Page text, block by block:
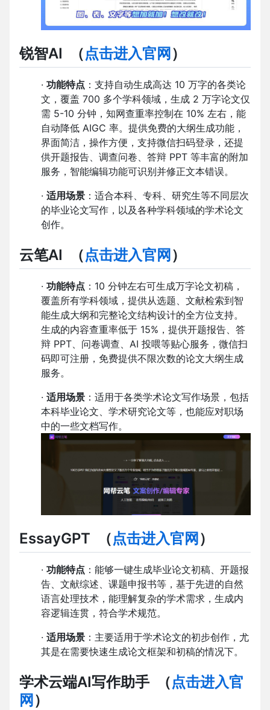
锐智AI （点击进入官网 ）
· 功能特点 ：支持自动生成高达 10 万字的各类论
文，覆盖 700 多个学科领域，生成 2 万字论文仅
需 5-10 分钟，知网查重率控制在 10% 左右，能
自动降低 AIGC 率。提供免费的大纲生成功能，
界面简洁，操作方便，支持微信扫码登录，还提
供开题报告、调查问卷、答辩 PPT 等丰富的附加
服务，智能编辑功能可识别并修正文本错误。
· 适用场景 ：适合本科、专科、研究生等不同层次
的毕业论文写作，以及各种学科领域的学术论文
创作。
云笔AI （点击进入官网 ）
· 功能特点 ：10 分钟左右可生成万字论文初稿，
覆盖所有学科领域，提供从选题、文献检索到智
能生成大纲和完整论文结构设计的全方位支持。
生成的内容查重率低于 15%，提供开题报告、答
辩 PPT、问卷调查、AI 投喂等贴心服务，微信扫
码即可注册，免费提供不限次数的论文大纲生成
服务。
· 适用场景 ：适用于各类学术论文写作场景，包括
本科毕业论文、学术研究论文等，也能应对职场
中的一些文档写作。
EssayGPT （点击进入官网 ）
· 功能特点 ：能够一键生成毕业论文初稿、开题报
告、文献综述、课题申报书等，基于先进的自然
语言处理技术，能理解复杂的学术需求，生成内
容逻辑连贯，符合学术规范。
· 适用场景 ：主要适用于学术论文的初步创作，尤
其是在需要快速生成论文框架和初稿的情况下。
学术云端AI写作助手 （点击进入官
网 ）